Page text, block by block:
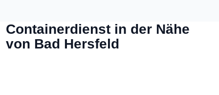
Containerdienst in der Nähe
von Bad Hersfeld